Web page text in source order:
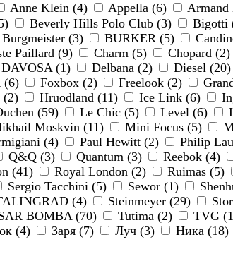
Anne Klein (4) Appella (6) Armand
Beverly Hills Polo Club (3) Bigotti
Burgmeister (3) BURKER (5)
Paillard (9) Charm (5) Chopard (2)
DAVOSA (1) Delbana (2) Diesel (20)
(6) Foxbox (2) Freelook (2)
(2) Hruodland (11) Ice Link (6)
(59) Le Chic (5) Level (6)
Moskvin (11) Mini Focus (5)
(4) Paul Hewitt (2) Philip
Q&Q (3) Quantum (3) Reebok (4)
(41) Royal London (2) Ruimas (5)
Sergio Tacchini (5) Sewor (1)
(4) Steinmeyer (29)
BOMBA (70) Tutima (2) TVG
(4) Заря (7) Луч (3) Ника (18)